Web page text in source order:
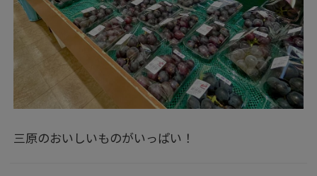
三原のおいしいものがいっぱい！